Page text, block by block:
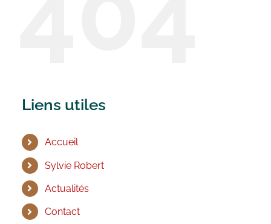
Liens utiles
Accueil
Sylvie Robert
Actualités
Contact